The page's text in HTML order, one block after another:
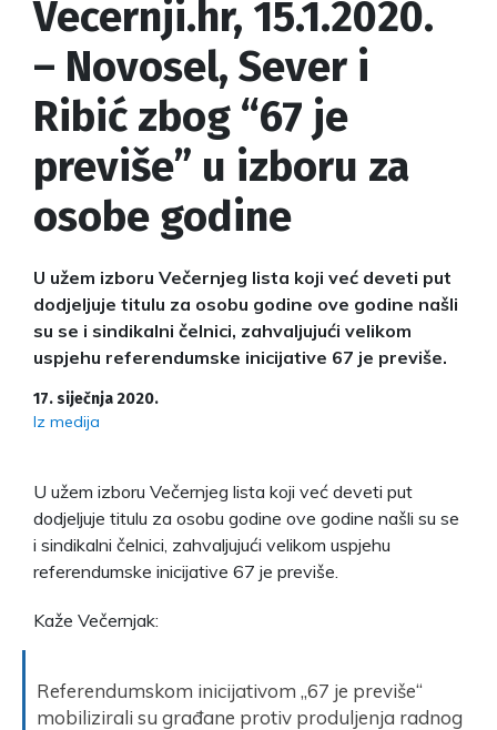
Vecernji.hr, 15.1.2020.
– Novosel, Sever i
Ribić zbog “67 je
previše” u izboru za
osobe godine
U užem izboru Večernjeg lista koji već deveti put
dodjeljuje titulu za osobu godine ove godine našli
su se i sindikalni čelnici, zahvaljujući velikom
uspjehu referendumske inicijative 67 je previše.
17. siječnja 2020.
Iz medija
U užem izboru Večernjeg lista koji već deveti put
dodjeljuje titulu za osobu godine ove godine našli su se
i sindikalni čelnici, zahvaljujući velikom uspjehu
referendumske inicijative 67 je previše.
Kaže Večernjak:
Referendumskom inicijativom „67 je previše“
mobilizirali su građane protiv produljenja radnog